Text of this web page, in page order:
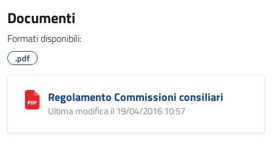
Documenti
Formati disponibili:
.pdf
Regolamento Commissioni consiliari
Ultima modifica il 19/04/2016 10:57